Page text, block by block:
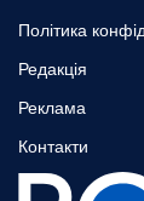
Політика
Редакція
Реклама
Контакти